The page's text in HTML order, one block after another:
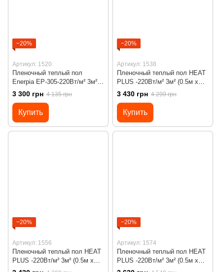
−20%
Артикул: 1520
Пленочный теплый пол
Enerpia EP-305-220Вт/м² 3м²
(0.5м х 6м)/ 660Вт под
ламинат с программируемым
терморегулятором Х65 Wi-Fi
3 300 грн 4 135 грн
Купить
−20%
Артикул: 1538
Пленочный теплый пол HEAT
PLUS -220Вт/м² 3м² (0.5м х
6м)/ 660Вт под ламинат с
сенсорным программируемым
терморегулятором Х55
3 430 грн 4 299 грн
Купить
−20%
Артикул: 1556
Пленочный теплый пол HEAT
PLUS -220Вт/м² 3м² (0.5м х
6м)/ 660Вт под ламинат с
−20%
Артикул: 1574
Пленочный теплый пол HEAT
PLUS -220Вт/м² 3м² (0.5м х
6м)/ 660Вт под ламинат с